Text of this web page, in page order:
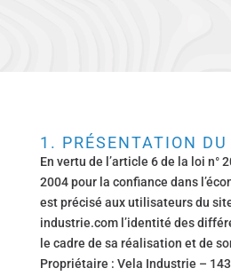
1. PRÉSENTATION
En vertu de l’article 6 de la loi n°
2004 pour la confiance dans
est précisé aux utilisateurs du
industrie.com l’identité des
le cadre de sa réalisation et de
Propriétaire : Vela Industrie –